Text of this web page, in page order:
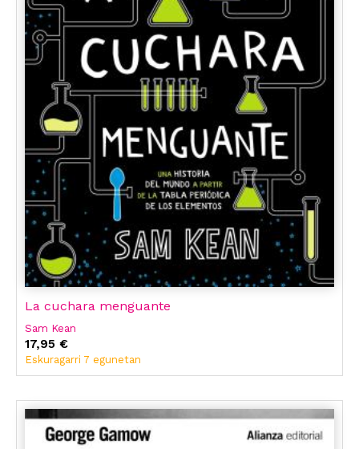
La cuchara menguante
Sam Kean
17,95 €
Eskuragarri 7 egunetan